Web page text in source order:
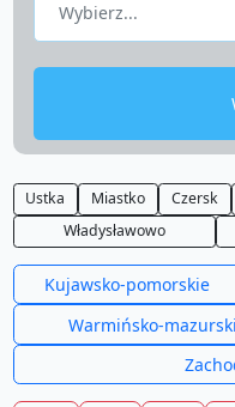
Wybierz...
Ustka Miastko Czersk
Władysławowo
Kujawsko-pomorskie
Warmińsko-